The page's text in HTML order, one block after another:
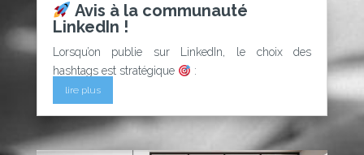
Avis à la communauté
LinkedIn !
Lorsqu’on publie sur LinkedIn, le choix des
hashtags est stratégique
:
lire plus